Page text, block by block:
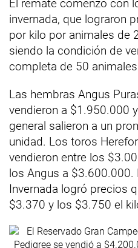
El remate comenzó con
invernada, que lograron
por kilo por animales de
siendo la condición de
completa de 50
Las hembras Angus
vendieron a $1.950.000
general salieron a un
unidad. Los toros
vendieron entre los
los Angus a $3.600.000.
Invernada logró precios
$3.370 y los $3.750 el